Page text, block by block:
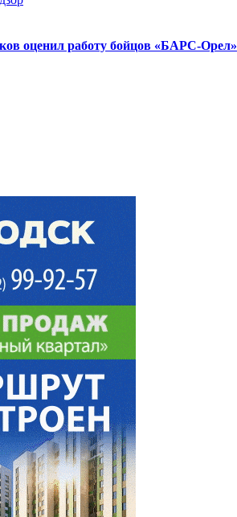
оценил работу бойцов «БАРС-Орел»